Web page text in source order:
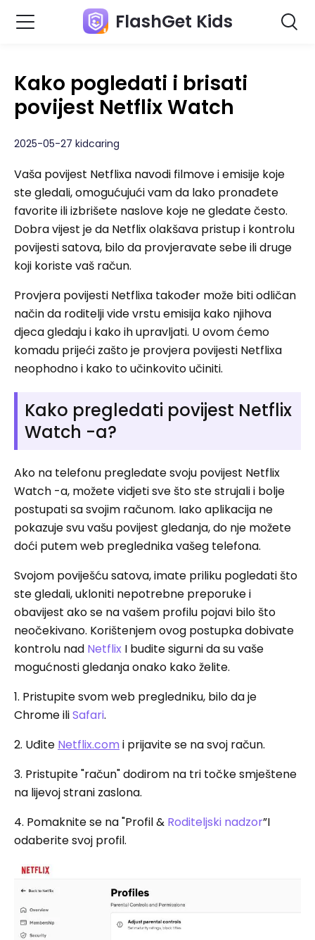
FlashGet Kids
Kako pogledati i brisati
povijest Netflix Watch
2025-05-27 kidcaring
Vaša povijest Netflixa navodi filmove i emisije koje
ste gledali, omogućujući vam da lako pronađete
favorite ili izbrišete naslove koje ne gledate često.
Dobra vijest je da Netflix olakšava pristup i kontrolu
povijesti satova, bilo da provjeravate sebe ili druge
koji koriste vaš račun.
Provjera povijesti Netflixa također može biti odličan
način da roditelji vide vrstu emisija kako njihova
djeca gledaju i kako ih upravljati. U ovom ćemo
komadu prijeći zašto je provjera povijesti Netflixa
neophodno i kako to učinkovito učiniti.
Kako pregledati povijest Netflix
Watch -a?
Ako na telefonu pregledate svoju povijest Netflix
Watch -a, možete vidjeti sve što ste strujali i bolje
postupati sa svojim računom. Iako aplikacija ne
pokazuje svu vašu povijest gledanja, do nje možete
doći putem web preglednika vašeg telefona.
Svojom poviješću satova, imate priliku pogledati što
ste gledali, ukloniti nepotrebne preporuke i
obavijest ako se na vašem profilu pojavi bilo što
neočekivano. Korištenjem ovog postupka dobivate
kontrolu nad Netflix I budite sigurni da su vaše
mogućnosti gledanja onako kako želite.
1. Pristupite svom web pregledniku, bilo da je
Chrome iliSafari.
2. Uđite Netflix.com i prijavite se na svoj račun.
3. Pristupite "račun" dodirom na tri točke smještene
na lijevoj strani zaslona.
4. Pomaknite se na "Profil & Roditeljski nadzor”I
odaberite svoj profil.